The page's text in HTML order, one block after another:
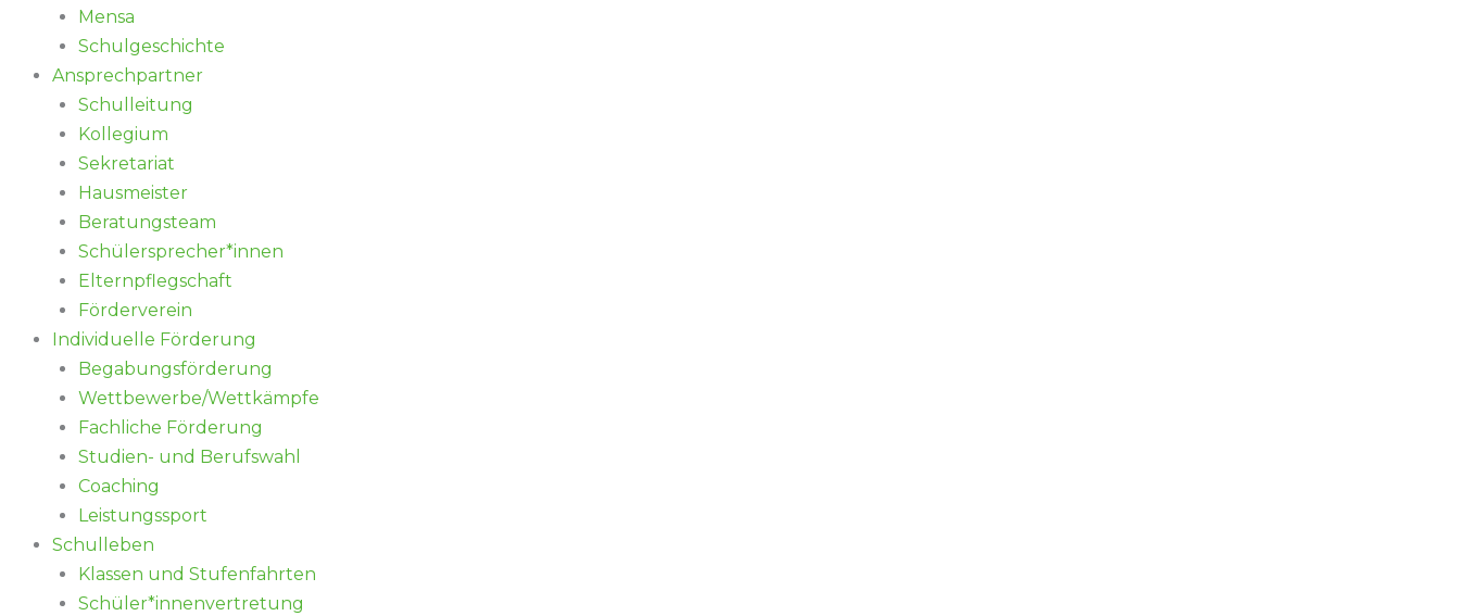
Mensa
Schulgeschichte
Ansprechpartner
Schulleitung
Kollegium
Sekretariat
Hausmeister
Beratungsteam
Schülersprecher*innen
Elternpflegschaft
Förderverein
Individuelle Förderung
Begabungsförderung
Wettbewerbe/Wettkämpfe
Fachliche Förderung
Studien- und Berufswahl
Coaching
Leistungssport
Schulleben
Klassen und Stufenfahrten
Schüler*innenvertretung